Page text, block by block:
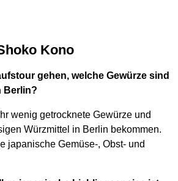
Kono
gehen, welche Gewürze sind
Berlin?
wenig getrocknete Gewürze und
Würzmittel in Berlin bekommen.
japanische Gemüse-, Obst- und